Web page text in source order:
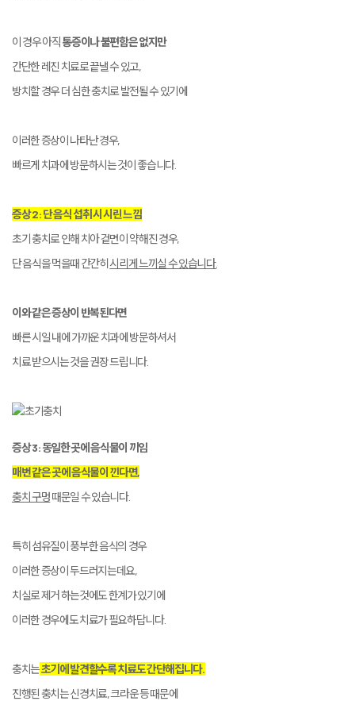
이 경우 아직통증이나 불편함은 없지만
간단한 레진 치료로 끝낼 수 있고,
방치할 경우 더 심한 충치로 발전될 수 있기에
이러한 증상이 나타난 경우,
빠르게 치과에 방문하시는 것이 좋습니다.
증상 2 : 단 음식 섭취 시 시린 느낌
초기 충치로 인해 치아 겉면이 약해진 경우,
단 음식을 먹을때 간간히시리게 느끼실 수 있습니다.
이와 같은 증상이 반복된다면
빠른 시일 내에 가까운 치과에 방문하셔서
치료 받으시는 것을 권장 드립니다.
증상 3 : 동일한 곳에 음식물이 끼임
매번 같은 곳에 음식물이 낀다면,
충치 구멍때문일 수 있습니다.
특히 섬유질이 풍부한 음식의 경우
이러한 증상이 두드러지는데요,
치실로 제거 하는것에도 한계가 있기에
이러한 경우에도 치료가 필요하답니다.
충치는초기에 발견할수록 치료도 간단해집니다.
진행된 충치는 신경치료, 크라운 등 때문에